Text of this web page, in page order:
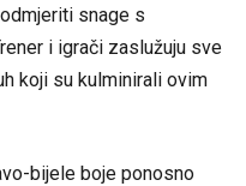
snage s
i igrači zaslužuju sve
koji su kulminirali ovim
bijele boje ponosno